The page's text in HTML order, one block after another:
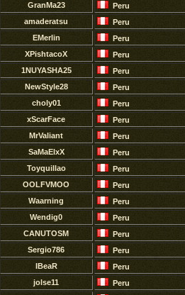
GranMa23 Peru
amaderatsu Peru
EMerlin Peru
XPishtacoX Peru
1NUYASHA25 Peru
NewStyle28 Peru
choly01 Peru
xScarFace Peru
MrValiant Peru
SaMaElxX Peru
Toyquillao Peru
OOLFVMOO Peru
Waarning Peru
Wendig0 Peru
CANUTOSM Peru
Sergio786 Peru
IBeaR Peru
jolse11 Peru